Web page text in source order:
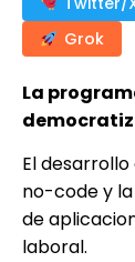
Grok
La
El
no-code y
de
laboral.